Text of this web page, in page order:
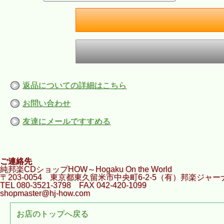
返品についての詳細はこちら
お問い合わせ
友達にメールですすめる
ご連絡先
純邦楽CDショップHOW～Hogaku On the World
〒203-0054 東京都東久留米市中央町6-2-5（有）邦楽ジャー
TEL 080-3521-3798 FAX 042-420-1099
shopmaster@hj-how.com
お店のトップへ戻る